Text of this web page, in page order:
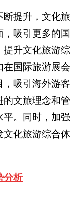
断提升，文化旅
吸引更多的国
提升文化旅游综
国际旅游展会
，吸引海外游客
的文旅理念和管
。同时，加强
文化旅游综合体
分析